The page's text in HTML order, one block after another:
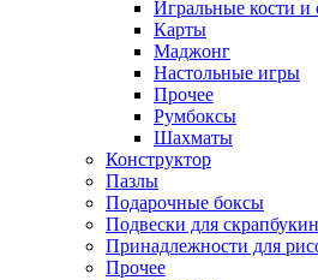
Игральные кости и
Карты
Маджонг
Настольные игры
Прочее
Румбоксы
Шахматы
Конструктор
Пазлы
Подарочные боксы
Подвески для
Принадлежности для
Прочее